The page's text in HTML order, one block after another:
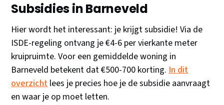
Subsidies in Barneveld
Hier wordt het interessant: je krijgt subsidie! Via de
ISDE-regeling ontvang je €4-6 per vierkante meter
kruipruimte. Voor een gemiddelde woning in
Barneveld betekent dat €500-700 korting.In dit
overzichtlees je precies hoe je de subsidie aanvraagt
en waar je op moet letten.